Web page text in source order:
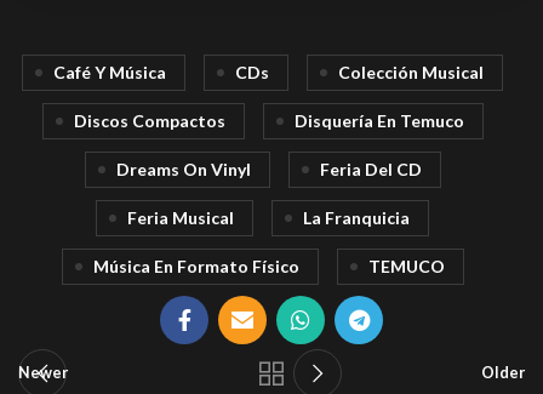
Café Y Música CDs Colección Musical
Discos Compactos Disquería En Temuco
Dreams On Vinyl Feria Del CD
Feria Musical La Franquicia
Música En Formato Físico TEMUCO
Newer Older